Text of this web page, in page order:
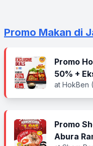
Promo Makan di
Promo
50% +
at HokBen
Promo
Abura